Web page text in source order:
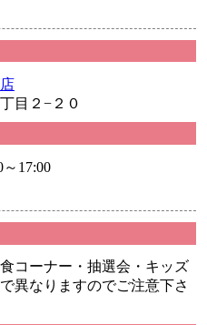
目２−２０
17:00
コーナー・抽選会・キッズ
異なりますのでご注意下さ